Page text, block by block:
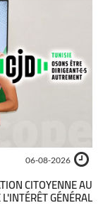
06-08-2026
CITOYENNE AU
GÉNÉRAL